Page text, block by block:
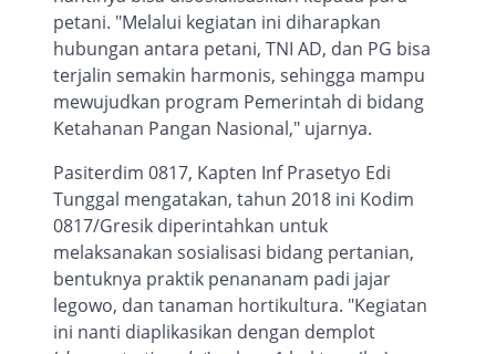
petani. "Melalui kegiatan ini diharapkan
hubungan antara petani, TNI AD, dan PG bisa
terjalin semakin harmonis, sehingga mampu
mewujudkan program Pemerintah di bidang
Ketahanan Pangan Nasional," ujarnya.
Pasiterdim 0817, Kapten Inf Prasetyo Edi
Tunggal mengatakan, tahun 2018 ini Kodim
0817/Gresik diperintahkan untuk
melaksanakan sosialisasi bidang pertanian,
bentuknya praktik penananam padi jajar
legowo, dan tanaman hortikultura. "Kegiatan
ini nanti diaplikasikan dengan demplot